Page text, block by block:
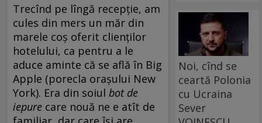
Trecînd pe lîngă recepție, am
cules din mers un măr din
marele coș oferit clienților
hotelului, ca pentru a le
aduce aminte că se află în Big
Apple (porecla orașului New
York). Era din soiul bot de
iepure care nouă ne e atît de
Noi, cînd se
ceartă Polonia
cu Ucraina
Sever